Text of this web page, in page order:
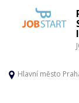
Hlavní město